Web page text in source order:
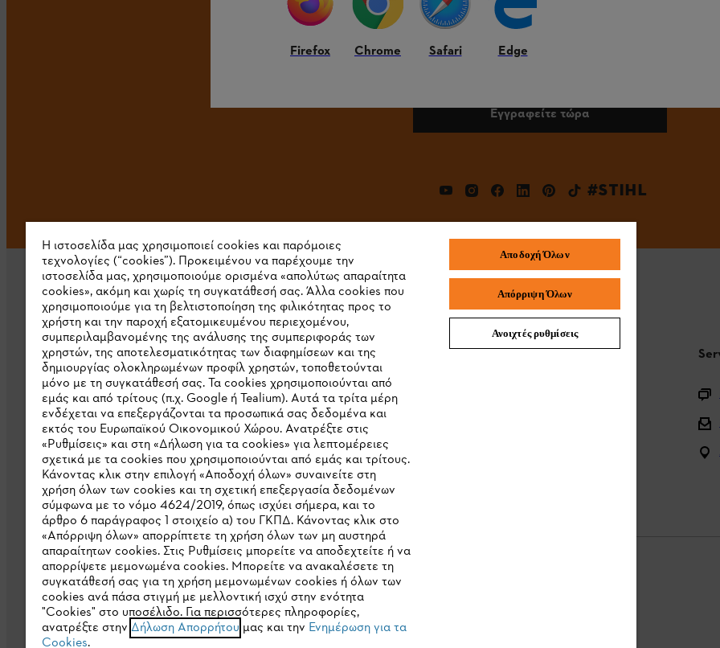
Εγγραφείτε τώρα
#STIHL
Εταιρεία
Σχετικά με εμάς
Λήψη καταλόγου
Γραμμή ακεραιότητας STIHL
STIHL Συχνές ερωτήσεις
Πολιτική απορρήτου Νομικό κείμενο Cookies
Firefox Chrome Safari Edge
Η ιστοσελίδα μας χρησιμοποιεί cookies και παρόμοιες
τεχνολογίες (“cookies”). Προκειμένου να παρέχουμε την
ιστοσελίδα μας, χρησιμοποιούμε ορισμένα «απολύτως απαραίτητα
cookies», ακόμη και χωρίς τη συγκατάθεσή σας. Άλλα cookies που
χρησιμοποιούμε για τη βελτιστοποίηση της φιλικότητας προς το
χρήστη και την παροχή εξατομικευμένου περιεχομένου,
συμπεριλαμβανομένης της ανάλυσης της συμπεριφοράς των
χρηστών, της αποτελεσματικότητας των διαφημίσεων και της
δημιουργίας ολοκληρωμένων προφίλ χρηστών, τοποθετούνται
μόνο με τη συγκατάθεσή σας. Τα cookies χρησιμοποιούνται από
εμάς και από τρίτους (π.χ. Google ή Tealium). Αυτά τα τρίτα μέρη
ενδέχεται να επεξεργάζονται τα προσωπικά σας δεδομένα και
εκτός του Ευρωπαϊκού Οικονομικού Χώρου. Ανατρέξτε στις
«Ρυθμίσεις» και στη «Δήλωση για τα cookies» για λεπτομέρειες
σχετικά με τα cookies που χρησιμοποιούνται από εμάς και τρίτους.
Κάνοντας κλικ στην επιλογή «Αποδοχή όλων» συναινείτε στη
χρήση όλων των cookies και τη σχετική επεξεργασία δεδομένων
σύμφωνα με το νόμο 4624/2019, όπως ισχύει σήμερα, και το
άρθρο 6 παράγραφος 1 στοιχείο α) του ΓΚΠΔ. Κάνοντας κλικ στο
«Απόρριψη όλων» απορρίπτετε τη χρήση όλων των μη αυστηρά
απαραίτητων cookies. Στις Ρυθμίσεις μπορείτε να αποδεχτείτε ή να
απορρίψετε μεμονωμένα cookies. Μπορείτε να ανακαλέσετε τη
συγκατάθεσή σας για τη χρήση μεμονωμένων cookies ή όλων των
cookies ανά πάσα στιγμή με μελλοντική ισχύ στην ενότητα
"Cookies" στο υποσέλιδο. Για περισσότερες πληροφορίες,
ανατρέξτε στην Δήλωση Απορρήτου μας και την Ενημέρωση για τα
Cookies.
Αποδοχή Όλων
Απόρριψη Όλων
Ανοιχτές ρυθμίσεις